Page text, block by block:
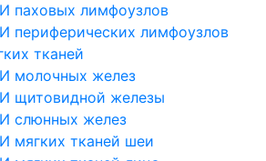
паховых лимфоузлов
периферических лимфоузлов
тканей
молочных желез
щитовидной железы
слюнных желез
мягких тканей шеи